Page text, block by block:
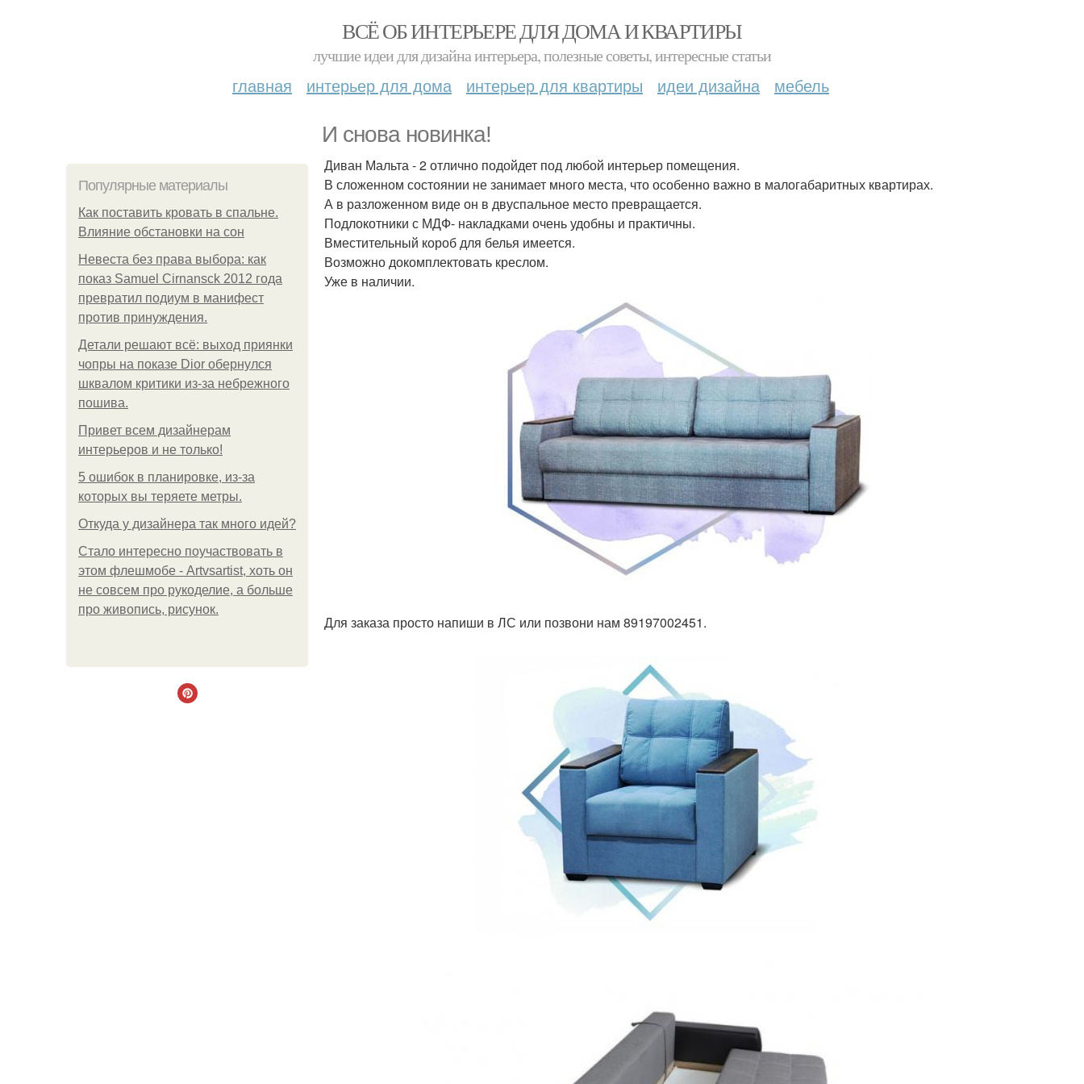
ВСЁ ОБ ИНТЕРЬЕРЕ ДЛЯ ДОМА И КВАРТИРЫ
лучшие идеи для дизайна интерьера, полезные советы, интересные статьи
главная интерьер для дома интерьер для квартиры идеи дизайна мебель
И снова новинка!
Популярные материалы
Как поставить кровать в спальне.
Влияние обстановки на сон
Невеста без права выбора: как
показ Samuel Cirnansck 2012 года
превратил подиум в манифест
против принуждения.
Детали решают всё: выход приянки
чопры на показе Dior обернулся
шквалом критики из-за небрежного
пошива.
Привет всем дизайнерам
интерьеров и не только!
5 ошибок в планировке, из-за
которых вы теряете метры.
Откуда у дизайнера так много идей?
Стало интересно поучаствовать в
этом флешмобе - Artvsartist, хоть он
не совсем про рукоделие, а больше
про живопись, рисунок.
Диван Мальта - 2 отлично подойдет под любой интерьер помещения.
В сложенном состоянии не занимает много места, что особенно важно в малогабаритных квартирах.
А в разложенном виде он в двуспальное место превращается.
Подлокотники с МДФ- накладками очень удобны и практичны.
Вместительный короб для белья имеется.
Возможно докомплектовать креслом.
Уже в наличии.
Для заказа просто напиши в ЛС или позвони нам 89197002451.